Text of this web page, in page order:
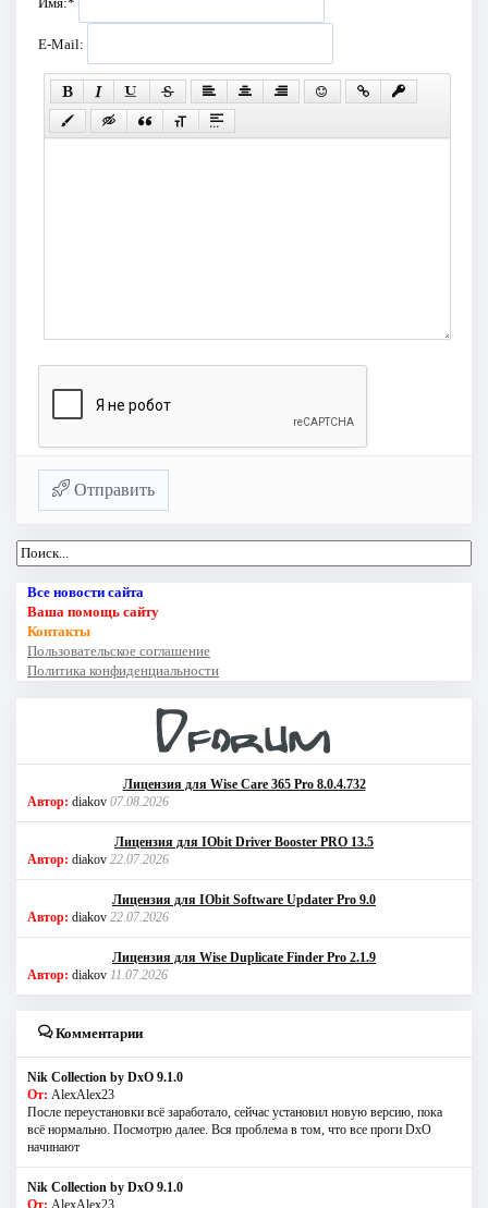
E-Mail:
Отправить
Все новости сайта
Ваша помощь сайту
Контакты
Пользовательское соглашение
Политика конфиденциальности
Лицензия для Wise Care 365 Pro 8.0.4.732
Автор: diakov 07.08.2026
Лицензия для IObit Driver Booster PRO 13.5
Автор: diakov 22.07.2026
Лицензия для IObit Software Updater Pro 9.0
Автор: diakov 22.07.2026
Лицензия для Wise Duplicate Finder Pro 2.1.9
Автор: diakov 11.07.2026
Комментарии
Nik Collection by DxO 9.1.0
От: AlexAlex23
После переустановки всё заработало, сейчас установил новую версию, пока
всё нормально. Посмотрю далее. Вся проблема в том, что все проги DxO
начинают
Nik Collection by DxO 9.1.0
От: AlexAlex23